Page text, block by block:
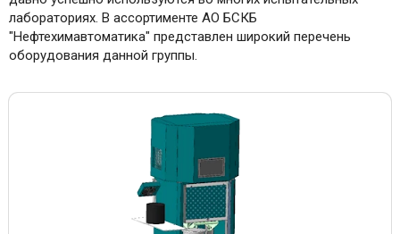
лабораториях. В ассортименте АО БСКБ
"Нефтехимавтоматика" представлен широкий перечень
оборудования данной группы.